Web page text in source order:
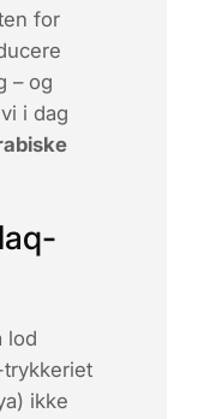
for
– og
i dag
lod
trykkeriet
ikke